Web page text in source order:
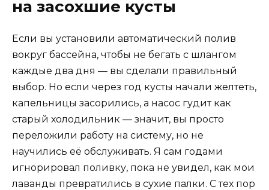
на засохшие кусты
Если вы установили автоматический полив
вокруг бассейна, чтобы не бегать с шлангом
каждые два дня — вы сделали правильный
выбор. Но если через год кусты начали желтеть,
капельницы засорились, а насос гудит как
старый холодильник — значит, вы просто
переложили работу на систему, но не
научились её обслуживать. Я сам годами
игнорировал поливку, пока не увидел, как мои
лаванды превратились в сухие палки. С тех пор